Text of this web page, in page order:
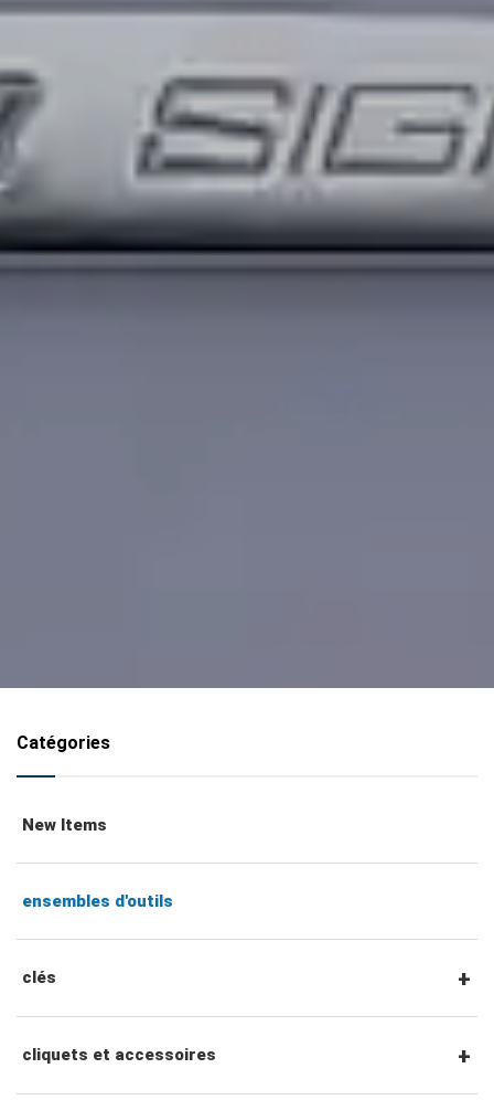
Catégories
New Items
ensembles d'outils
clés
clés mixtes
cliquets et accessoires